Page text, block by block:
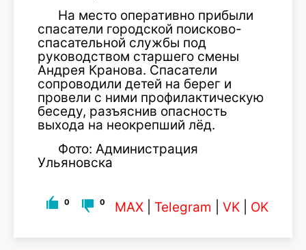
На место оперативно прибыли
спасатели городской поисково-
спасательной службы под
руководством старшего смены
Андрея Кранова. Спасатели
сопроводили детей на берег и
провели с ними профилактическую
беседу, разъяснив опасность
выхода на неокрепший лёд.
Фото: Администрация
Ульяновска
0 0 MAX Telegram VK OK